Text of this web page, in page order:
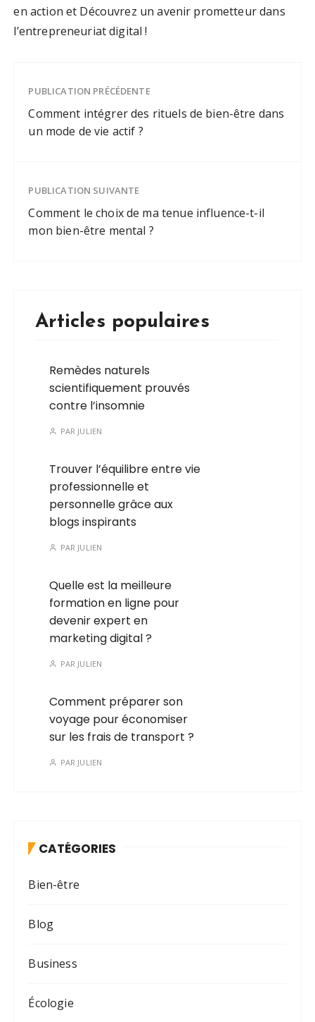
en action et Découvrez un avenir prometteur dans
l’entrepreneuriat digital !
PUBLICATION PRÉCÉDENTE
Comment intégrer des rituels de bien-être dans
un mode de vie actif ?
PUBLICATION SUIVANTE
Comment le choix de ma tenue influence-t-il
mon bien-être mental ?
Articles populaires
Remèdes naturels
scientifiquement prouvés
contre l’insomnie
PAR JULIEN
Trouver l’équilibre entre vie
professionnelle et
personnelle grâce aux
blogs inspirants
PAR JULIEN
Quelle est la meilleure
formation en ligne pour
devenir expert en
marketing digital ?
PAR JULIEN
Comment préparer son
voyage pour économiser
sur les frais de transport ?
PAR JULIEN
CATÉGORIES
Bien-être
Blog
Business
Écologie